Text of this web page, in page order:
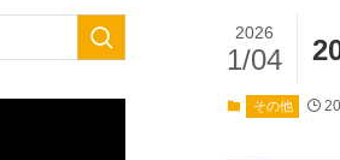
2026
1/04
その他